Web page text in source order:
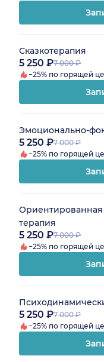
Сказкотерапия
5 250 ₽7 000 ₽
−25% по горящей
Эмоционально-
5 250 ₽7 000 ₽
−25% по горящей
терапия
5 250 ₽7 000 ₽
−25% по горящей
5 250 ₽7 000 ₽
−25% по горящей